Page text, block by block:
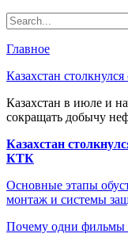
Главное
Казахстан
Казахстан в июле и
сокращать добычу
Казахстан
КТК
Основные этапы
монтаж и системы
Почему одни фильмы